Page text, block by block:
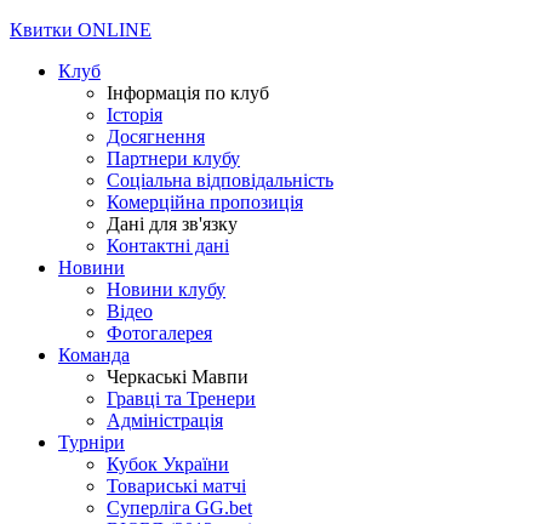
Квитки ONLINE
Клуб
Інформація по клуб
Історія
Досягнення
Партнери клубу
Соціальна відповідальність
Комерційна пропозиція
Дані для зв'язку
Контактні дані
Новини
Новини клубу
Відео
Фотогалерея
Команда
Черкаські Мавпи
Гравці та Тренери
Адміністрація
Турніри
Кубок України
Товариські матчі
Суперліга GG.bet